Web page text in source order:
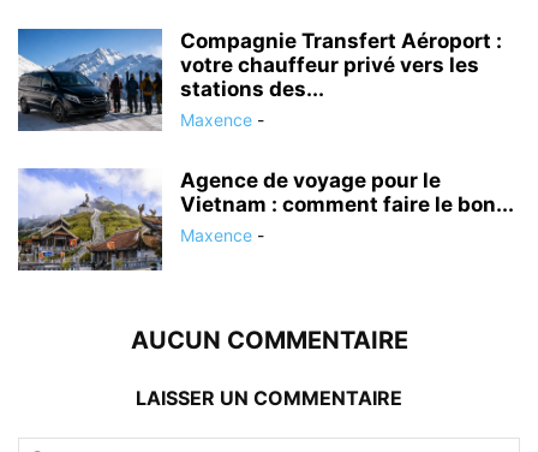
Compagnie Transfert Aéroport :
votre chauffeur privé vers les
stations des...
Maxence -
Agence de voyage pour le
Vietnam : comment faire le bon...
Maxence -
AUCUN COMMENTAIRE
LAISSER UN COMMENTAIRE